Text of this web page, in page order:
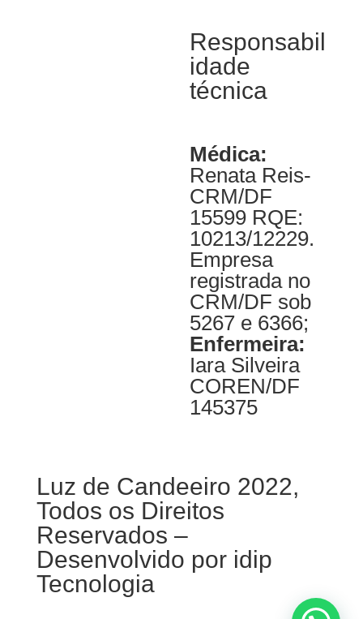
Responsabil
idade
técnica
Médica:
Renata Reis-
CRM/DF
15599 RQE:
10213/12229.
Empresa
registrada no
CRM/DF sob
5267 e 6366;
Enfermeira:
Iara Silveira
COREN/DF
145375
Luz de Candeeiro 2022,
Todos os Direitos
Reservados –
Desenvolvido por idip
Tecnologia